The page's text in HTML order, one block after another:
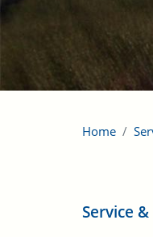
Home
Service